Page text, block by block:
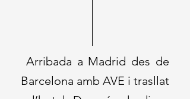
Arribada a Madrid des de
Barcelona amb AVE i trasllat